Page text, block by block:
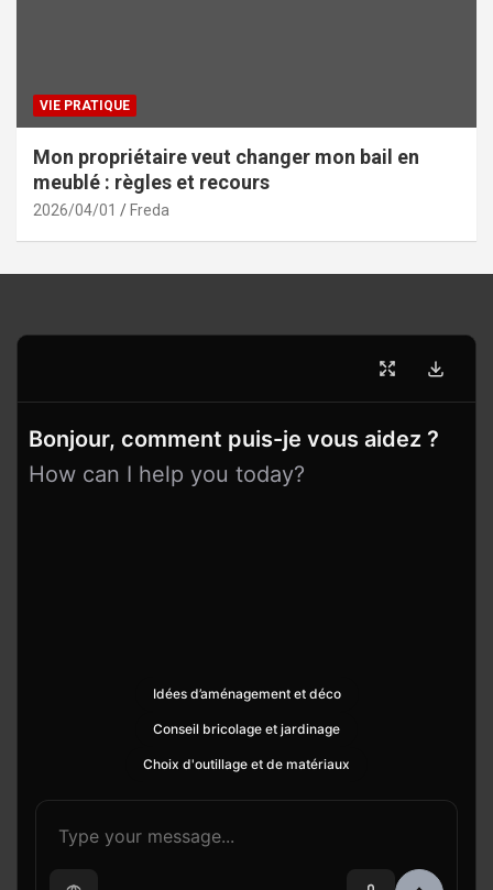
VIE PRATIQUE
Mon propriétaire veut changer mon bail en
meublé : règles et recours
2026/04/01 Freda
Bonjour, comment puis-je vous aidez ?
How can I help you today?
Idées d’aménagement et déco
Conseil bricolage et jardinage
Choix d'outillage et de matériaux